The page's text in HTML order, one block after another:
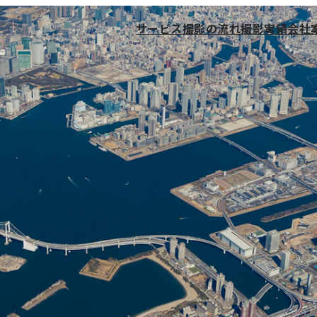
サービス撮影の流れ撮影実績会社